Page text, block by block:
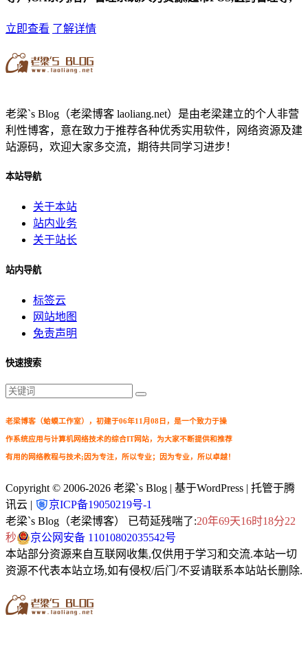
立即查看 了解详情
老梁`s Blog（老梁博客 laoliang.net）是由老梁建立的个人非营
利性博客，意在致力于推荐各种优秀实用软件，网络资源及建
站源码，欢迎大家多交流，期待共同学习进步！
本站导航
关于本站
站内业务
关于站长
站内导航
标签云
网站地图
免责声明
快速搜索
老梁博客（蛤蟆工作室），初建于06年11月08日，是一个致力于操
作系统应用与计算机网络技术的综合IT网站，为大家不断提供和推荐
有用的网络教程与技术;因为专注，所以专业；因为专业，所以卓越！
Copyright © 2006-2026 老梁`s Blog | 基于WordPress | 托管于腾
讯云 |
京ICP备19050219号-1
老梁`s Blog（老梁博客） 已苟延残喘了:20年69天16时18分24
秒
京公网安备 11010802035542号
本站部分资源来自互联网收集,仅供用于学习和交流.本站一切
资源不代表本站立场,如有侵权/后门/不妥请联系本站站长删除.